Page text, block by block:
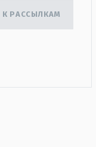
К РАССЫЛКАМ